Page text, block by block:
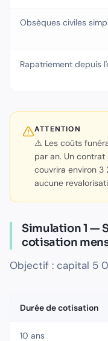
Obsèques civiles
Rapatriement depuis
ATTENTION
⚠️ Les coûts
par an. Un
couvrira environ
aucune
Simulation 1 —
cotisation
Objectif : capital 5
Durée de cotisation
10 ans